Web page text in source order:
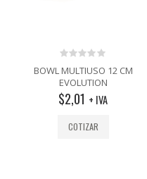
0
out
of
5
BOWL MULTIUSO 12 CM
EVOLUTION
$2,01 + IVA
COTIZAR